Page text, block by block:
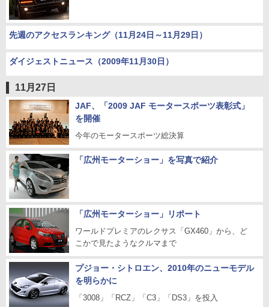
先週のアクセスランキング（11月24日～11月29日）
ダイジェストニュース（2009年11月30日）
11月27日
JAF、「2009 JAF モータースポーツ表彰式」
を開催
今年のモータースポーツ総決算
「広州モーターショー」を写真で紹介
「広州モーターショー」リポート
ワールドプレミアのレクサス「GX460」から、ど
こかで見たようなクルマまで
プジョー・シトロエン、2010年のニューモデル
を明らかに
「3008」「RCZ」「C3」「DS3」を投入